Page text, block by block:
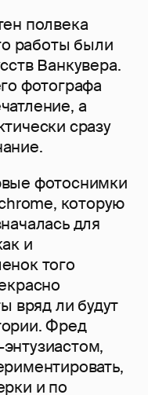
полвека
работы были
Ванкувера.
фотографа
а
сразу
фотоснимки
которую
для
и
того
вряд ли будут
Фред
и по